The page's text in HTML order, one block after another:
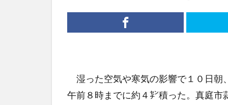
湿った空気や寒気の影響で１０日朝
午前８時までに約４㌢積った。真庭